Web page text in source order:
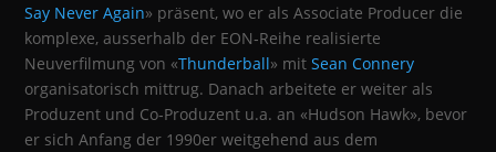
Say Never Again» präsent, wo er als Associate Producer die
komplexe, ausserhalb der EON‑Reihe realisierte
Neuverfilmung von «Thunderball» mitSean Connery
organisatorisch mittrug. Danach arbeitete er weiter als
Produzent und Co‑Produzent u.a. an «Hudson Hawk», bevor
er sich Anfang der 1990er weitgehend aus dem